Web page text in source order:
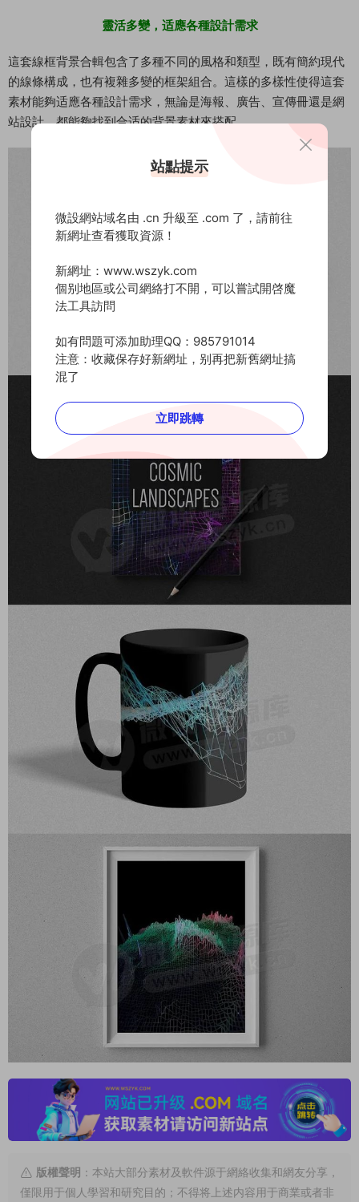
靈活多變，适應各種設計需求
這套線框背景合輯包含了多種不同的風格和類型，既有簡約現代
的線條構成，也有複雜多變的框架組合。這樣的多樣性使得這套
素材能夠适應各種設計需求，無論是海報、廣告、宣傳冊還是網
站設計，都能夠找到合适的背景素材來搭配
版權聲明 ：本站大部分素材及軟件源于網絡收集和網友分享，
僅限用于個人學習和研究目的；不得将上述内容用于商業或者非
站點提示
微設網站域名由 .cn 升級至 .com 了，請前往
新網址查看獲取資源！
新網址：www.wszyk.com
個别地區或公司網絡打不開，可以嘗試開啓魔
法工具訪問
如有問題可添加助理QQ：985791014
注意：收藏保存好新網址，别再把新舊網址搞
混了
立即跳轉